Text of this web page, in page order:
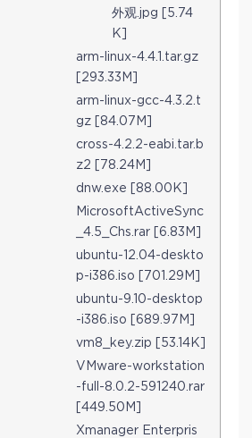
外观.jpg [5.74
K]
arm-linux-4.4.1.tar.gz
[293.33M]
arm-linux-gcc-4.3.2.t
gz [84.07M]
cross-4.2.2-eabi.tar.b
z2 [78.24M]
dnw.exe [88.00K]
MicrosoftActiveSync
_4.5_Chs.rar [6.83M]
ubuntu-12.04-deskto
p-i386.iso [701.29M]
ubuntu-9.10-desktop
-i386.iso [689.97M]
vm8_key.zip [53.14K]
VMware-workstation
-full-8.0.2-591240.rar
[449.50M]
Xmanager Enterpris